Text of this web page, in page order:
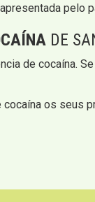
pelo
DE
de cocaína.
os seus